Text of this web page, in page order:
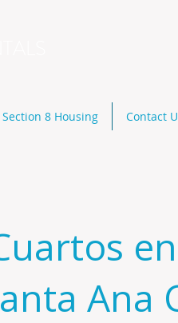
Section 8 Housing Contact
Ana